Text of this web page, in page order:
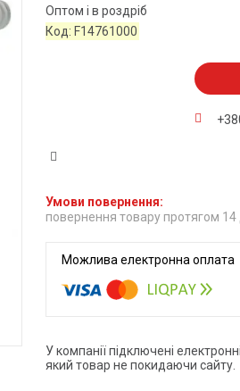
Оптом і в роздріб
Код: F14761000
повернення товару протягом 14
У компанії підключені
який товар не покидаючи сайту.